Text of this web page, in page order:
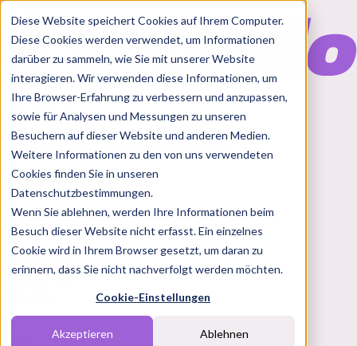
Diese Website speichert Cookies auf Ihrem Computer.
Diese Cookies werden verwendet, um Informationen
darüber zu sammeln, wie Sie mit unserer Website
interagieren. Wir verwenden diese Informationen, um
Ihre Browser-Erfahrung zu verbessern und anzupassen,
sowie für Analysen und Messungen zu unseren
Besuchern auf dieser Website und anderen Medien.
Weitere Informationen zu den von uns verwendeten
Cookies finden Sie in unseren
Datenschutzbestimmungen.
Wenn Sie ablehnen, werden Ihre Informationen beim
Besuch dieser Website nicht erfasst. Ein einzelnes
Cookie wird in Ihrem Browser gesetzt, um daran zu
erinnern, dass Sie nicht nachverfolgt werden möchten.
Cookie-Einstellungen
Akzeptieren Ablehnen
Features
Solutions
BlogChartsRabatt CodesPakete
Login
Übersicht
YouTube
Instagram
Twitch
InfluencerBrands